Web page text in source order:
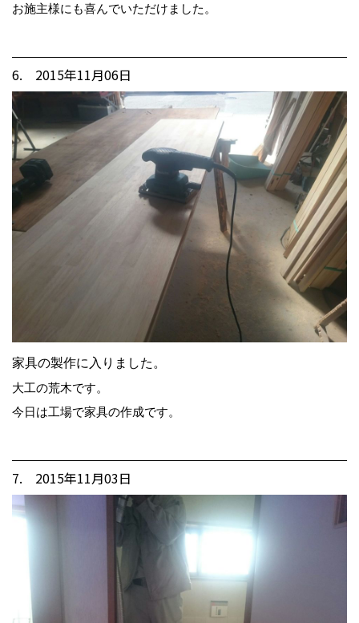
お施主様にも喜んでいただけました。
6. 2015年11月06日
家具の製作に入りました。
大工の荒木です。
今日は工場で家具の作成です。
7. 2015年11月03日